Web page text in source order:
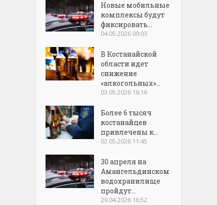
Новые мобильные
комплексы будут
фиксировать...
04.05.2026 09:03
В Костанайской
области идет
снижение
«алкогольных»...
03.05.2026 16:16
Более 6 тысяч
костанайцев
привлечены к...
02.05.2026 11:45
30 апреля на
Амангельдинском
водохранилище
пройдут...
29.04.2026 16:52